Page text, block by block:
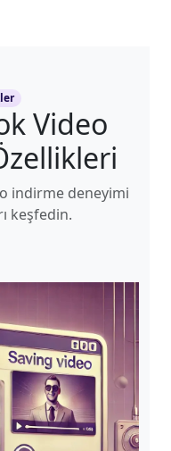
Video
indirme deneyimi
keşfedin.